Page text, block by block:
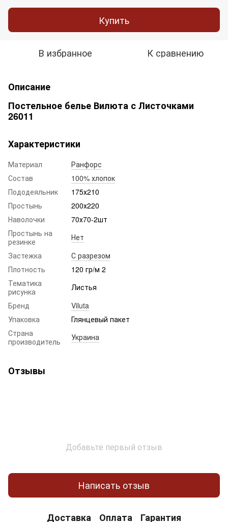
Купить
В избранное К сравнению
Описание
Постельное белье Вилюта с Листочками
26011
Характеристики
Материал
Ранфорс
Состав
100% хлопок
Пододеяльник
175х210
Простынь
200х220
Наволочки
70х70-2шт
Простынь на
резинке
Нет
Застежка
С разрезом
Плотность
120 гр/м 2
Тематика
рисунка
Листья
Бренд
Viluta
Упаковка
Глянцевый пакет
Страна
производитель
Украина
Отзывы
Добавьте первый отзыв
Написать отзыв
Доставка Оплата Гарантия